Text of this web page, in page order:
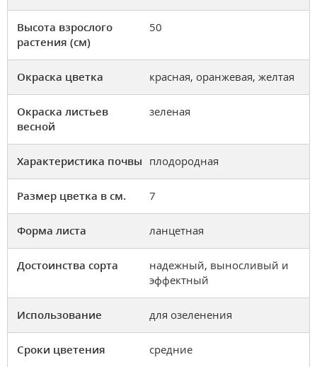
Высота взрослого
растения (см)
50
Окраска цветка красная, оранжевая, желтая
Окраска листьев
весной
зеленая
Характеристика почвы плодородная
Размер цветка в см. 7
Форма листа ланцетная
Достоинства сорта
надежный, выносливый и
эффектный
Использование для озеленения
Сроки цветения средние